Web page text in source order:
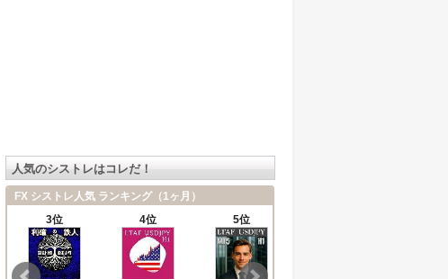
人気のシストレはコレだ！